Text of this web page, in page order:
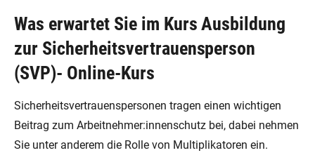
Was erwartet Sie im Kurs Ausbildung
zur Sicherheitsvertrauensperson
(SVP)- Online-Kurs
Sicherheitsvertrauenspersonen tragen einen wichtigen
Beitrag zum Arbeitnehmer:innenschutz bei, dabei nehmen
Sie unter anderem die Rolle von Multiplikatoren ein.